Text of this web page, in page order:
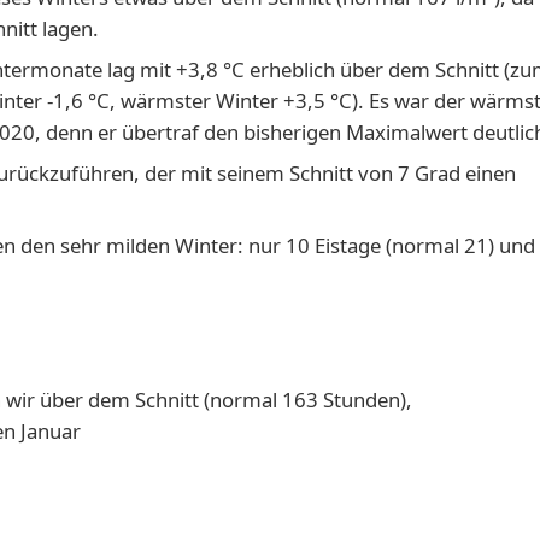
lagen.
lag mit +3,8 °C erheblich über dem Schnitt
-1,6 °C, wärmster Winter +3,5 °C). Es war der
denn er übertraf den bisherigen Maximalwert
der mit seinem Schnitt von 7 Grad einen
den sehr milden Winter: nur 10 Eistage (normal 21) und
über dem Schnitt (normal 163 Stunden),
Januar